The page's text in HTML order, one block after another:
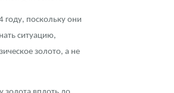
поскольку они
ситуацию,
золото, а не